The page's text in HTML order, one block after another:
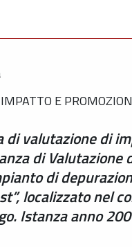
E
di valutazione di
di
di
localizzato nel
Istanza anno